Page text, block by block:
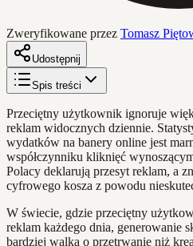
Zweryfikowane przez Tomasz
Udostępnij
Spis treści
Przeciętny użytkownik ignoruje
reklam widocznych dziennie.
wydatków na banery online jest
współczynniku kliknięć
Polacy deklarują przesyt reklam, a
cyfrowego kosza z powodu
W świecie, gdzie przeciętny
reklam każdego dnia, generowanie
bardziej walką o przetrwanie niż